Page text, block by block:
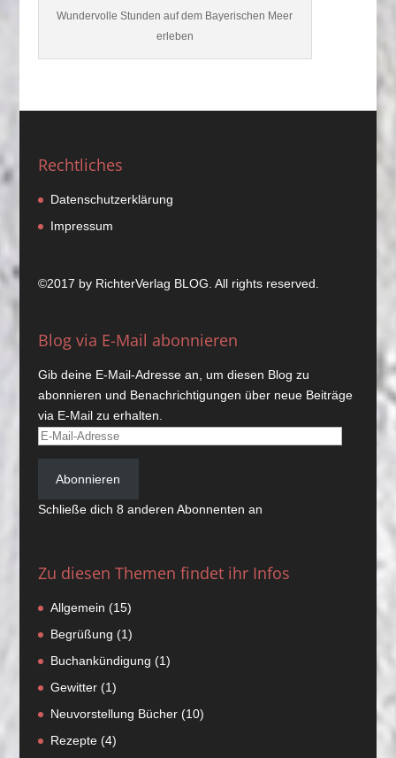
Wundervolle Stunden auf dem Bayerischen Meer
erleben
Rechtliches
Datenschutzerklärung
Impressum
©2017 by RichterVerlag BLOG. All rights reserved.
Blog via E-Mail abonnieren
Gib deine E-Mail-Adresse an, um diesen Blog zu
abonnieren und Benachrichtigungen über neue Beiträge
via E-Mail zu erhalten.
E-
Mail-
Adresse
Abonnieren
Schließe dich 8 anderen Abonnenten an
Zu diesen Themen findet ihr Infos
Allgemein (15)
Begrüßung (1)
Buchankündigung (1)
Gewitter(1)
Neuvorstellung Bücher(10)
Rezepte(4)